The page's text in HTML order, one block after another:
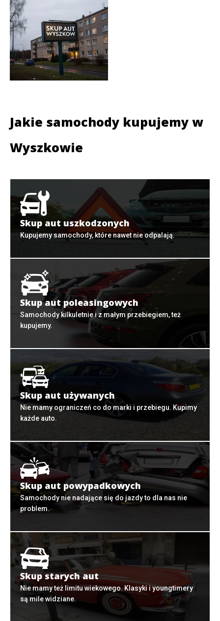
Jakie samochody kupujemy w
Wyszkowie
Skup aut uszkodzonych
Kupujemy samochody, które nawet nie odpalają.
Skup aut poleasingowych
Samochody kilkuletnie i z małym przebiegiem, też
kupujemy.
Skup aut używanych
Nie mamy ograniczeń co do marki i przebiegu. Kupimy
każde auto.
Skup aut powypadkowych
Samochody nie nadające się do jazdy to dla nas nie
problem.
Skup starych aut
Nie mamy też limitu wiekowego. Klasyki i youngtimery
są mile widziane.